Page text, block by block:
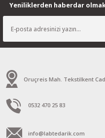
Yeniliklerden haberdar
Oruçreis Mah. Tekstilkent
0532 470 25 83
info@labtedarik.com